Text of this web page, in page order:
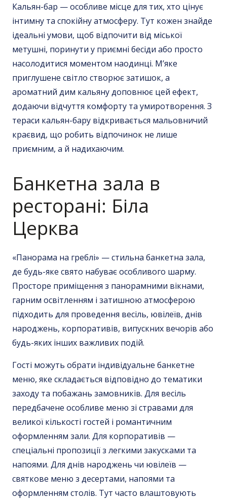
Кальян-бар — особливе місце для тих, хто цінує
інтимну та спокійну атмосферу. Тут кожен знайде
ідеальні умови, щоб відпочити від міської
метушні, поринути у приємні бесіди або просто
насолодитися моментом наодинці. М’яке
приглушене світло створює затишок, а
ароматний дим кальяну доповнює цей ефект,
додаючи відчуття комфорту та умиротворення. З
тераси кальян-бару відкривається мальовничий
краєвид, що робить відпочинок не лише
приємним, а й надихаючим.
Банкетна зала в
ресторані: Біла
Церква
«Панорама на греблі» — стильна банкетна зала,
де будь-яке свято набуває особливого шарму.
Просторе приміщення з панорамними вікнами,
гарним освітленням і затишною атмосферою
підходить для проведення весіль, ювілеїв, днів
народжень, корпоративів, випускних вечорів або
будь-яких інших важливих подій.
Гості можуть обрати індивідуальне банкетне
меню, яке складається відповідно до тематики
заходу та побажань замовників. Для весіль
передбачене особливе меню зі стравами для
великої кількості гостей і романтичним
оформленням зали. Для корпоративів —
спеціальні пропозиції з легкими закусками та
напоями. Для днів народжень чи ювілеїв —
святкове меню з десертами, напоями та
оформленням столів. Тут часто влаштовують